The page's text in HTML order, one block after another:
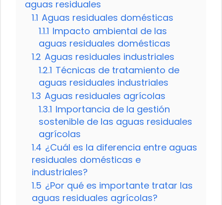
aguas residuales
1.1 Aguas residuales domésticas
1.1.1 Impacto ambiental de las
aguas residuales domésticas
1.2 Aguas residuales industriales
1.2.1 Técnicas de tratamiento de
aguas residuales industriales
1.3 Aguas residuales agrícolas
1.3.1 Importancia de la gestión
sostenible de las aguas residuales
agrícolas
1.4 ¿Cuál es la diferencia entre aguas
residuales domésticas e
industriales?
1.5 ¿Por qué es importante tratar las
aguas residuales agrícolas?